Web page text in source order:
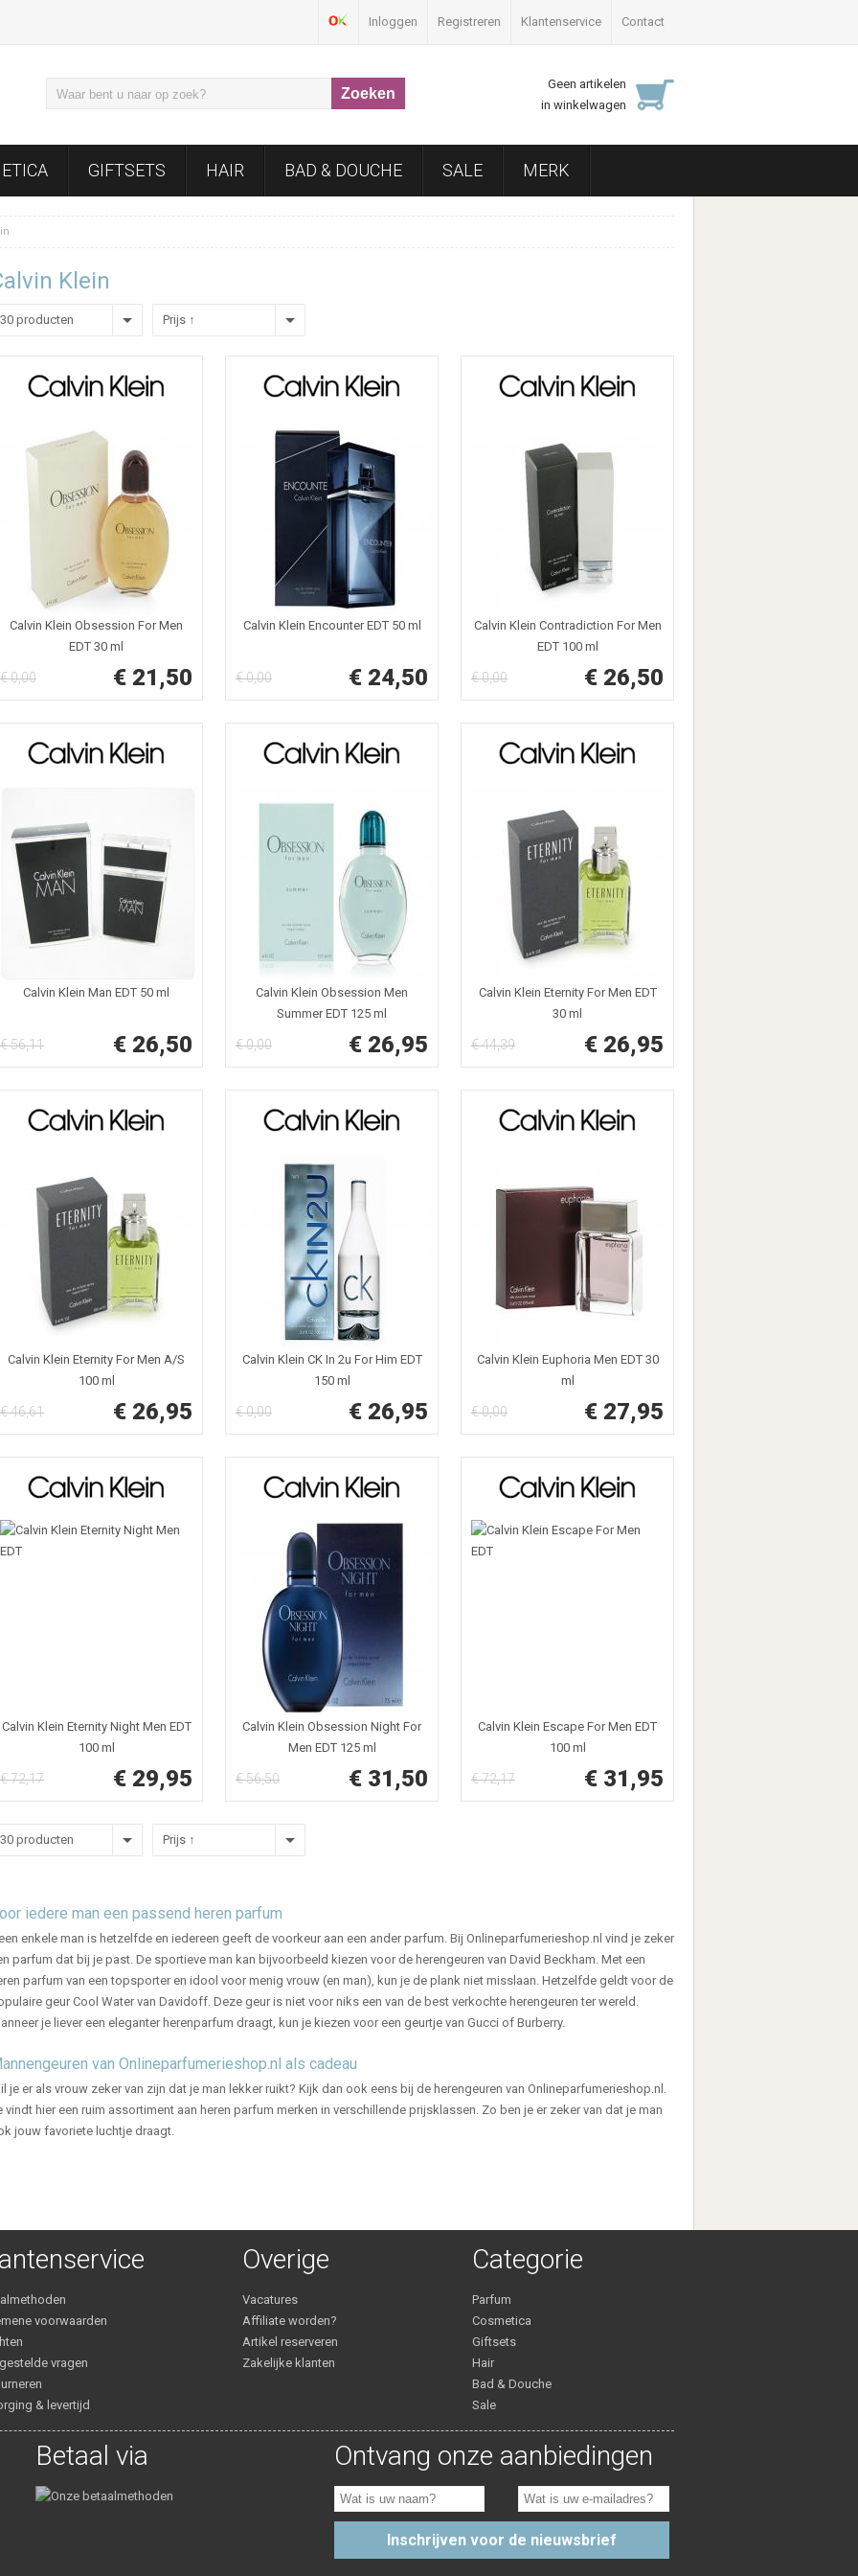
Inloggen Registreren Klantenservice Contact
Geen artikelen
in winkelwagen
GIFTSETS HAIR BAD & DOUCHE SALE MERK
Klein
30 producten Prijs ↑
Calvin Klein Obsession For Men
EDT 30 ml
€ 0,00 € 21,50
Calvin Klein Encounter EDT 50 ml
€ 0,00 € 24,50
Calvin Klein Contradiction For Men
EDT 100 ml
€ 0,00 € 26,50
Calvin Klein Man EDT 50 ml
€ 56,11 € 26,50
Calvin Klein Obsession Men
Summer EDT 125 ml
€ 0,00 € 26,95
Calvin Klein Eternity For Men EDT
30 ml
€ 44,39 € 26,95
Calvin Klein Eternity For Men A/S
100 ml
€ 46,61 € 26,95
Calvin Klein CK In 2u For Him EDT
150 ml
€ 0,00 € 26,95
Calvin Klein Euphoria Men EDT 30
ml
€ 0,00 € 27,95
Calvin Klein Eternity Night Men EDT
100 ml
€ 72,17 € 29,95
Calvin Klein Obsession Night For
Men EDT 125 ml
€ 56,50 € 31,50
Calvin Klein Escape For Men EDT
100 ml
€ 72,17 € 31,95
30 producten Prijs ↑
iedere man een passend heren parfum
enkele man is hetzelfde en iedereen geeft de voorkeur aan een ander parfum. Bij Onlineparfumerieshop.nl vind je zeker
parfum dat bij je past. De sportieve man kan bijvoorbeeld kiezen voor de herengeuren van David Beckham. Met een
parfum van een topsporter en idool voor menig vrouw (en man), kun je de plank niet misslaan. Hetzelfde geldt voor de
geur Cool Water van Davidoff. Deze geur is niet voor niks een van de best verkochte herengeuren ter wereld.
je liever een eleganter herenparfum draagt, kun je kiezen voor een geurtje van Gucci of Burberry.
van Onlineparfumerieshop.nl als cadeau
je er als vrouw zeker van zijn dat je man lekker ruikt? Kijk dan ook eens bij de herengeuren van Onlineparfumerieshop.nl.
vindt hier een ruim assortiment aan heren parfum merken in verschillende prijsklassen. Zo ben je er zeker van dat je man
jouw favoriete luchtje draagt.
voorwaarden
vragen
& levertijd
Overige
Vacatures
Affiliate worden?
Artikel reserveren
Zakelijke klanten
Categorie
Parfum
Cosmetica
Giftsets
Hair
Bad & Douche
Sale
Betaal via Ontvang onze aanbiedingen